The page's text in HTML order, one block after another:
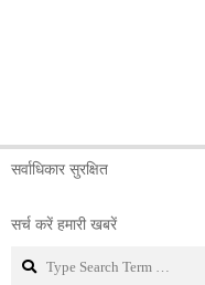
सर्वाधिकार सुरक्षित
सर्च करें हमारी खबरें